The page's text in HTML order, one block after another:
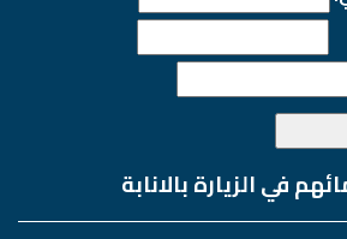
في الزيارة بالانابة